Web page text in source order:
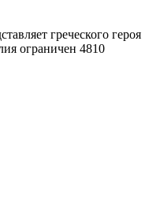
греческого героя
ограничен 4810